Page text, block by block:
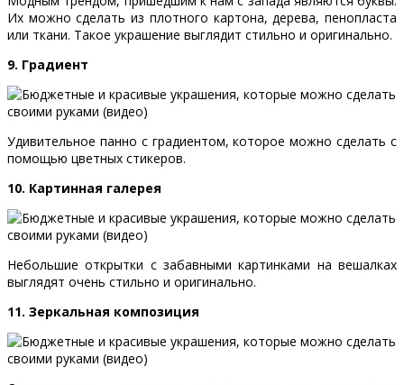
Их можно сделать из плотного картона, дерева, пенопласта
или ткани. Такое украшение выглядит стильно и оригинально.
9. Градиент
Удивительное панно с градиентом, которое можно сделать с
помощью цветных стикеров.
10. Картинная галерея
Небольшие открытки с забавными картинками на вешалках
выглядят очень стильно и оригинально.
11. Зеркальная композиция